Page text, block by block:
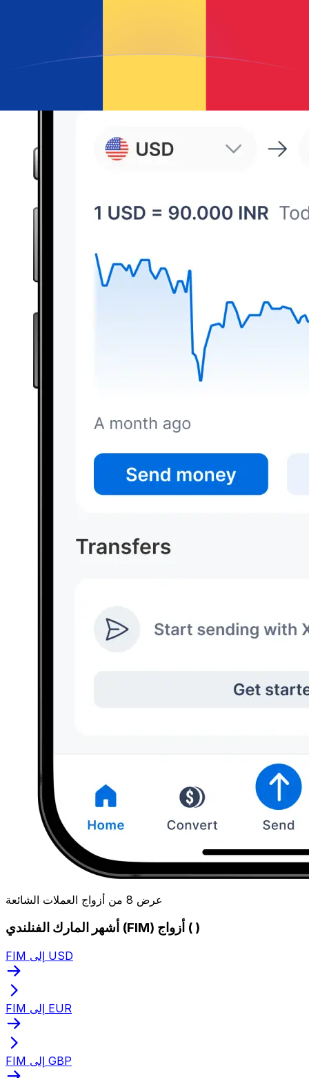
عرض 8 من أزواج العملات الشائعة
أشهر المارك الفنلندي (FIM) أزواج ( )
FIM إلى USD
FIM إلى EUR
FIM إلى GBP